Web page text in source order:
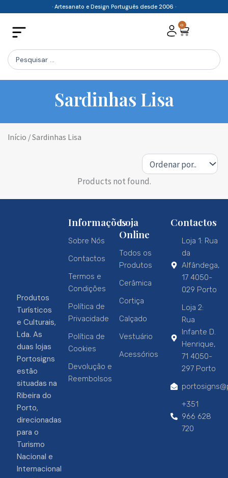
content
· Artesanato e Design Português desde 2006 ·
0
Cart
Search
...
Sardinhas Lisa
Início / Sardinhas Lisa
Products not found.
Produtos
Turísticos
e Culturais,
Lda. As
duas lojas
Portosigns
estão
situadas na
Ribeira do
Porto,
direcionadas
para o
Turismo
Nacional e
Internacional
Informações
Sobre Nós
Contactos
Termos e
Condições
Política de
Privacidade
Política de
Cookies
Devolução e
Reembolsos
Loja
Online
Todos os
Produtos
Cerâmica
Cortiça
Calçado
Vestuário
Acessórios
Contactos
Loja 1: Rua
da
Alfândega,
17 4050-
029 Porto
Loja 2:
Rua
Infante D.
Henrique,
71 4050-
297 Porto
+351
966 628
720